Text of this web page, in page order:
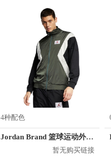
4种配色
Jordan Brand 篮球运动外套 AO0555
暂无购买链接